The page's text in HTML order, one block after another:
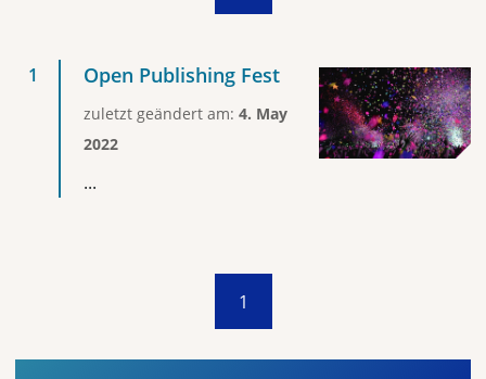
Open Publishing Fest
zuletzt geändert am: 4. May
2022
...
1